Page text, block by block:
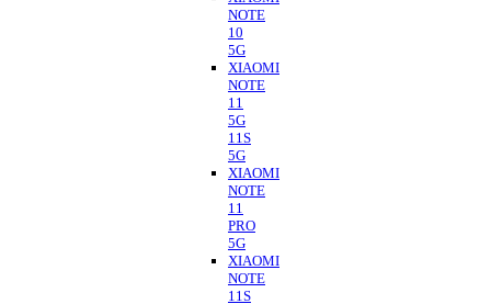
NOTE
10
5G
XIAOMI
NOTE
11
5G
11S
5G
XIAOMI
NOTE
11
PRO
5G
XIAOMI
NOTE
11S